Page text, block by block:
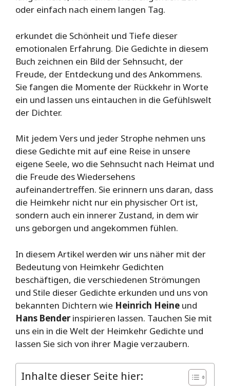
oder einfach nach einem langen Tag.
erkundet die Schönheit und Tiefe dieser
emotionalen Erfahrung. Die Gedichte in diesem
Buch zeichnen ein Bild der Sehnsucht, der
Freude, der Entdeckung und des Ankommens.
Sie fangen die Momente der Rückkehr in Worte
ein und lassen uns eintauchen in die Gefühlswelt
der Dichter.
Mit jedem Vers und jeder Strophe nehmen uns
diese Gedichte mit auf eine Reise in unsere
eigene Seele, wo die Sehnsucht nach Heimat und
die Freude des Wiedersehens
aufeinandertreffen. Sie erinnern uns daran, dass
die Heimkehr nicht nur ein physischer Ort ist,
sondern auch ein innerer Zustand, in dem wir
uns geborgen und angekommen fühlen.
In diesem Artikel werden wir uns näher mit der
Bedeutung von Heimkehr Gedichten
beschäftigen, die verschiedenen Strömungen
und Stile dieser Gedichte erkunden und uns von
bekannten Dichtern wie Heinrich Heine und
Hans Benderinspirieren lassen. Tauchen Sie mit
uns ein in die Welt der Heimkehr Gedichte und
lassen Sie sich von ihrer Magie verzaubern.
Inhalte dieser Seite hier: